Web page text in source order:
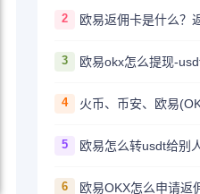
2 欧易返佣卡是什么？
3
4
5
6